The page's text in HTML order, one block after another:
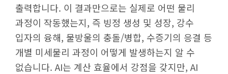
출력합니다. 이 결과만으로는 실제로 어떤 물리
과정이 작동했는지, 즉 빙정 생성 및 성장, 강수
입자의 융해, 물방울의 충돌/병합, 수증기의 응결 등
개별 미세물리 과정이 어떻게 발생하는지 알 수
없습니다. AI는 계산 효율에서 강점을 갖지만, AI